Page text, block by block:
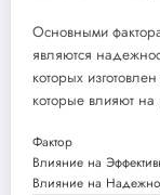
Основными
являются
которых
которые влияют на
Фактор
Влияние на
Влияние на